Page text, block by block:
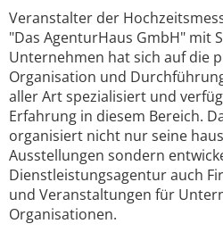
Veranstalter der
"Das AgenturHaus GmbH" mit
Unternehmen hat sich auf die
Organisation und
aller Art spezialisiert und
Erfahrung in diesem Bereich.
organisiert nicht nur seine
Ausstellungen sondern
Dienstleistungsagentur auch
und Veranstaltungen für
Organisationen.